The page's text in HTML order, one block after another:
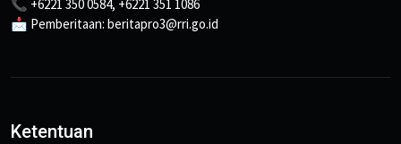
📞 +6221 350 0584, +6221 351 1086
📩 Pemberitaan: beritapro3@rri.go.id
Ketentuan